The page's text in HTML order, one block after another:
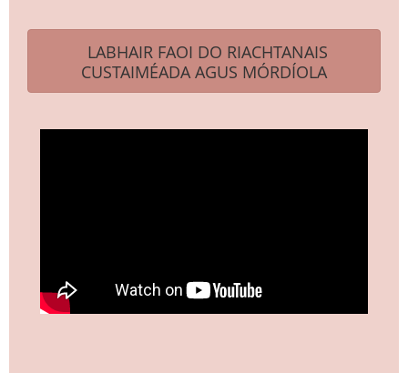
LABHAIR FAOI DO RIACHTANAIS
CUSTAIMÉADA AGUS MÓRDÍOLA